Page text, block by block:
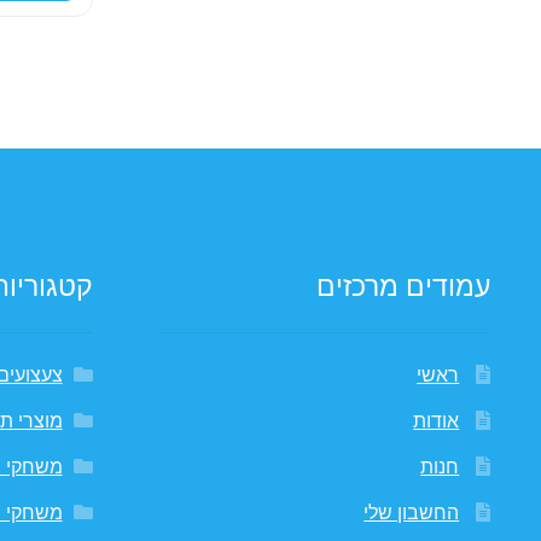
עמודים מרכזים
ראשי
אודות
חנות
החשבון שלי
מוצרי